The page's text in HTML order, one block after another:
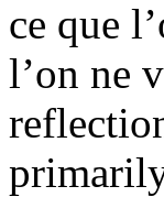
ce que
l’on ne